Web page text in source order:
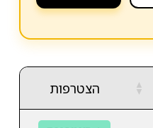
▲
▼ הצטרפות